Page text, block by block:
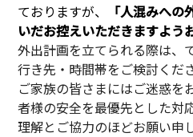
ておりますが、
「人混みへ
いだお控えいただきますよう
外出計画を立てられる際は、
行き先・時間帯をご検討くだ
ご家族の皆さまにはご迷惑を
者様の安全を最優先とした対
理解とご協力のほどお願い申